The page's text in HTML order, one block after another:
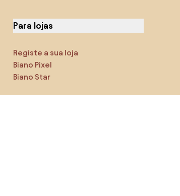
Para lojas
Registe a sua loja
Biano Pixel
Biano Star